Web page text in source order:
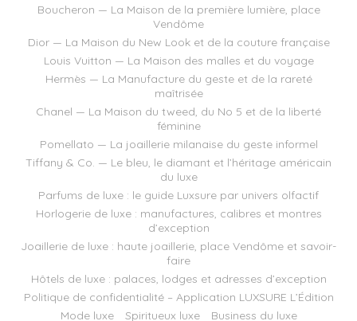
Boucheron — La Maison de la première lumière, place
Vendôme
Dior — La Maison du New Look et de la couture française
Louis Vuitton — La Maison des malles et du voyage
Hermès — La Manufacture du geste et de la rareté
maîtrisée
Chanel — La Maison du tweed, du No 5 et de la liberté
féminine
Pomellato — La joaillerie milanaise du geste informel
Tiffany & Co. — Le bleu, le diamant et l’héritage américain
du luxe
Parfums de luxe : le guide Luxsure par univers olfactif
Horlogerie de luxe : manufactures, calibres et montres
d’exception
Joaillerie de luxe : haute joaillerie, place Vendôme et savoir-
faire
Hôtels de luxe : palaces, lodges et adresses d’exception
Politique de confidentialité – Application LUXSURE L’Édition
Mode luxe
Spiritueux luxe Business du luxe